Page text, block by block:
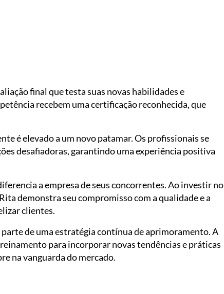
final que testa suas novas habilidades e
recebem uma certificação reconhecida, que
é elevado a um novo patamar. Os profissionais se
desafiadoras, garantindo uma experiência positiva
a empresa de seus concorrentes. Ao investir no
demonstra seu compromisso com a qualidade e a
clientes.
de uma estratégia contínua de aprimoramento. A
para incorporar novas tendências e práticas
na vanguarda do mercado.